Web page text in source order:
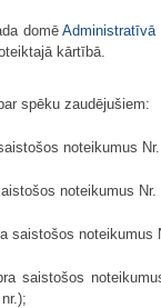
domēAdministratīvā
kārtībā.
spēku zaudējušiem:
noteikumus
noteikumus
saistošos
saistošos